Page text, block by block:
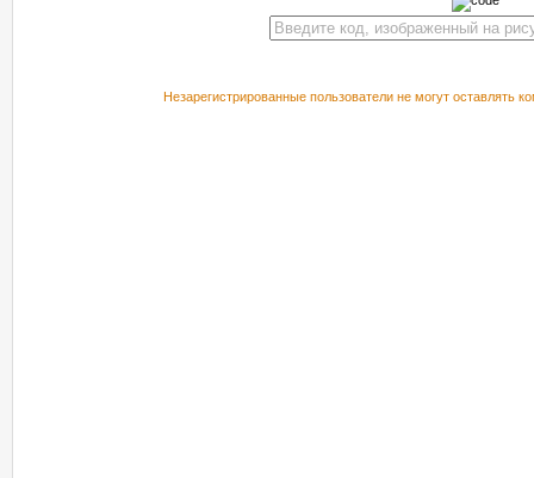
Незарегистрированные пользователи не могут оставлять